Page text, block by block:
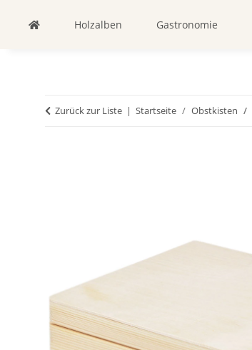
Holzalben Gastronomie
Zurück zur Liste Startseite Obstkisten